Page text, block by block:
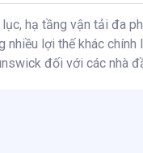
hạ tầng vận tải đa
nhiều lợi thế khác chính
đối với các nhà